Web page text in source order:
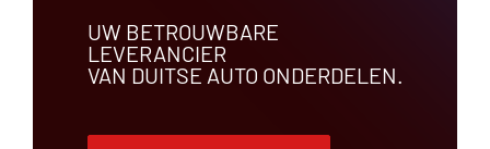
UW BETROUWBARE
LEVERANCIER
VAN DUITSE AUTO ONDERDELEN.